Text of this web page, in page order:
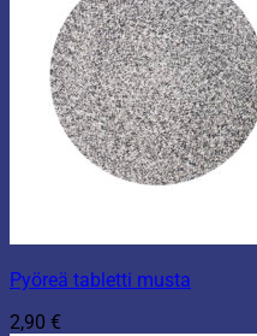
Pyöreä tabletti musta
2,90 €